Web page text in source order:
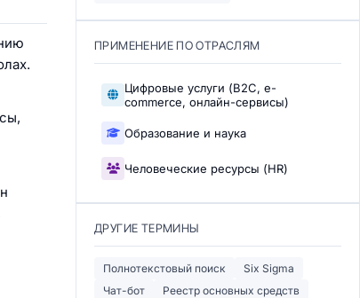
ПРИМЕНЕНИЕ ПО ОТРАСЛЯМ
Цифровые услуги (B2C, e-
commerce, онлайн-сервисы)
Образование и наука
Человеческие ресурсы (HR)
ДРУГИЕ ТЕРМИНЫ
Полнотекстовый поиск
Six Sigma
Чат-бот
Реестр основных средств